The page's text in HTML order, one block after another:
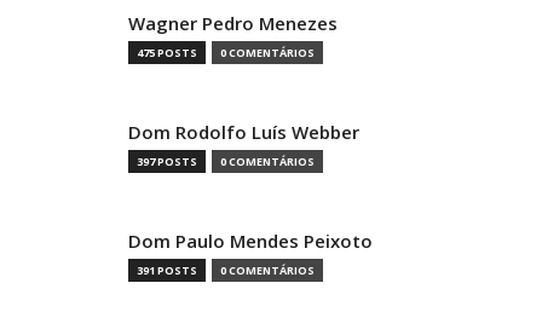
Wagner Pedro Menezes
475 POSTS 0 COMENTÁRIOS
Dom Rodolfo Luís Webber
397 POSTS 0 COMENTÁRIOS
Dom Paulo Mendes Peixoto
391 POSTS 0 COMENTÁRIOS